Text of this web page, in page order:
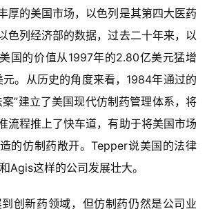
厚的美国市场，以色列是其第四大医药
色列经济部的数据，过去二十年来，以
国的价值从1997年的2.80亿美元猛增
。从历史的角度来看，1984年通过的
”建立了美国现代仿制药管理体系，将
流程推上了快车道，有助于将美国市场
的仿制药敞开。Tepper说美国的法律
Agis这样的公司发展壮大。
创新药领域，但仿制药仍然是公司业